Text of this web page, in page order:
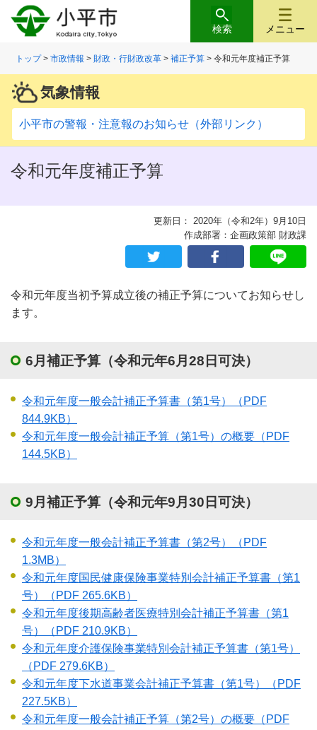
メニュー
検索
トップ>市政情報 >財政・行財政改革 >補正予算 > 令和元年度補正予算
気象情報
小平市の警報・注意報のお知らせ（外部リンク）
令和元年度補正予算
更新日： 2020年（令和2年）9月10日
作成部署：企画政策部 財政課
令和元年度当初予算成立後の補正予算についてお知らせし
ます。
6月補正予算（令和元年6月28日可決）
令和元年度一般会計補正予算書（第1号）
（PDF
844.9KB）
令和元年度一般会計補正予算（第1号）の概要 （PDF
144.5KB）
9月補正予算（令和元年9月30日可決）
令和元年度一般会計補正予算書（第2号）
（PDF
1.3MB）
令和元年度国民健康保険事業特別会計補正予算書（第1
号）
（PDF 265.6KB）
令和元年度後期高齢者医療特別会計補正予算書（第1
号）
（PDF 210.9KB）
令和元年度介護保険事業特別会計補正予算書（第1号）
（PDF 279.6KB）
令和元年度下水道事業会計補正予算書（第1号）
（PDF
227.5KB）
令和元年度一般会計補正予算（第2号）の概要 （PDF